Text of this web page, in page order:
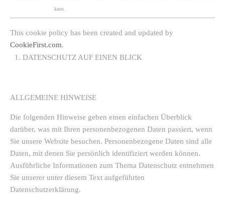
kann.
This cookie policy has been created and updated by
CookieFirst.com.
DATENSCHUTZ AUF EINEN BLICK
ALLGEMEINE HINWEISE
Die folgenden Hinweise geben einen einfachen Überblick
darüber, was mit Ihren personenbezogenen Daten passiert, wenn
Sie unsere Website besuchen. Personenbezogene Daten sind alle
Daten, mit denen Sie persönlich identifiziert werden können.
Ausführliche Informationen zum Thema Datenschutz entnehmen
Sie unserer unter diesem Text aufgeführten
Datenschutzerklärung.